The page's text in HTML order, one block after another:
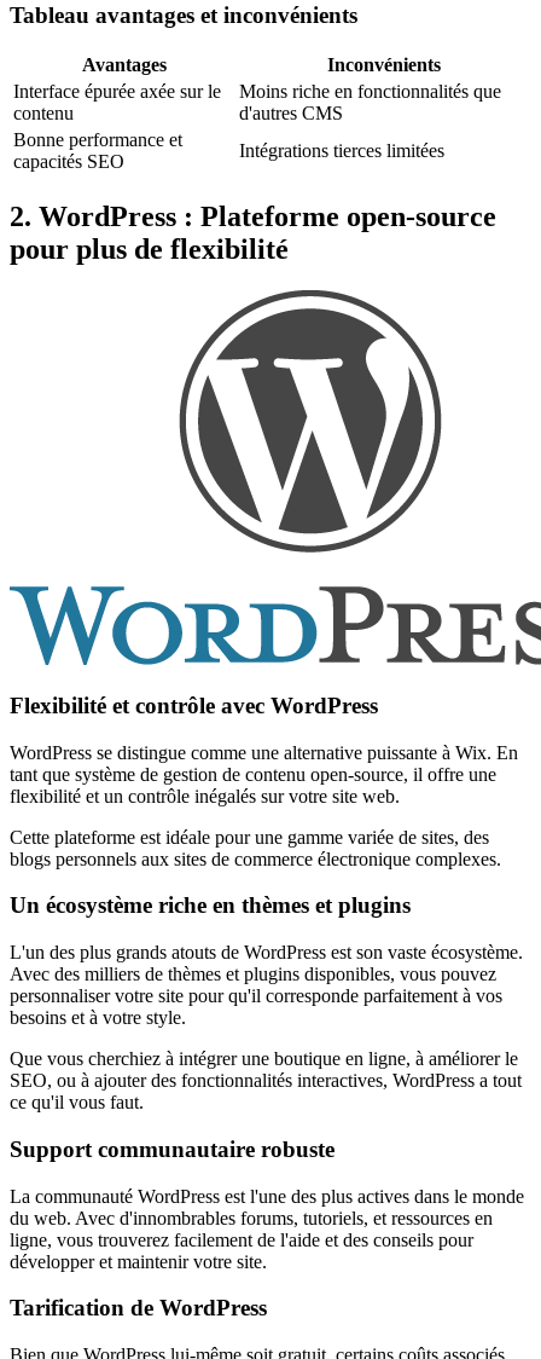
Tableau avantages et inconvénients
Avantages
Inconvénients
Interface épurée axée sur le
contenu
Moins riche en fonctionnalités que
d'autres CMS
Bonne performance et
capacités SEO
Intégrations tierces limitées
2. WordPress : Plateforme open-source
pour plus de flexibilité
Flexibilité et contrôle avec WordPress
WordPress se distingue comme une alternative puissante à Wix. En
tant que système de gestion de contenu open-source, il offre une
flexibilité et un contrôle inégalés sur votre site web.
Cette plateforme est idéale pour une gamme variée de sites, des
blogs personnels aux sites de commerce électronique complexes.
Un écosystème riche en thèmes et plugins
L'un des plus grands atouts de WordPress est son vaste écosystème.
Avec des milliers de thèmes et plugins disponibles, vous pouvez
personnaliser votre site pour qu'il corresponde parfaitement à vos
besoins et à votre style.
Que vous cherchiez à intégrer une boutique en ligne, à améliorer le
SEO, ou à ajouter des fonctionnalités interactives, WordPress a tout
ce qu'il vous faut.
Support communautaire robuste
La communauté WordPress est l'une des plus actives dans le monde
du web. Avec d'innombrables forums, tutoriels, et ressources en
ligne, vous trouverez facilement de l'aide et des conseils pour
développer et maintenir votre site.
Tarification de WordPress
Bien que WordPress lui-même soit gratuit, certains coûts associés